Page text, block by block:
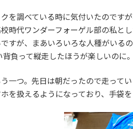
を調べている時に気付いたのです
時代ワンダーフォーゲル部の私と
すが、まあいろいろな人種がいる
負って縦走したほうが楽しいのに。
一つ。先日は朝だったので走って
を扱えるようになっており、手袋